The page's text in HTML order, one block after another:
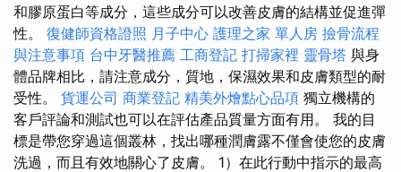
和膠原蛋白等成分，這些成分可以改善皮膚的結構並促進彈
性。 復健師資格證照 月子中心 護理之家 單人房 撿骨流程
與注意事項 台中牙醫推薦 工商登記 打掃家裡 靈骨塔 與身
體品牌相比，請注意成分，質地，保濕效果和皮膚類型的耐
受性。 貨運公司 商業登記 精美外燴點心品項 獨立機構的
客戶評論和測試也可以在評估產品質量方面有用。 我的目
標是帶您穿過這個叢林，找出哪種潤膚露不僅會使您的皮膚
洗過，而且有效地關心了皮膚。 1）在此行動中指示的最高